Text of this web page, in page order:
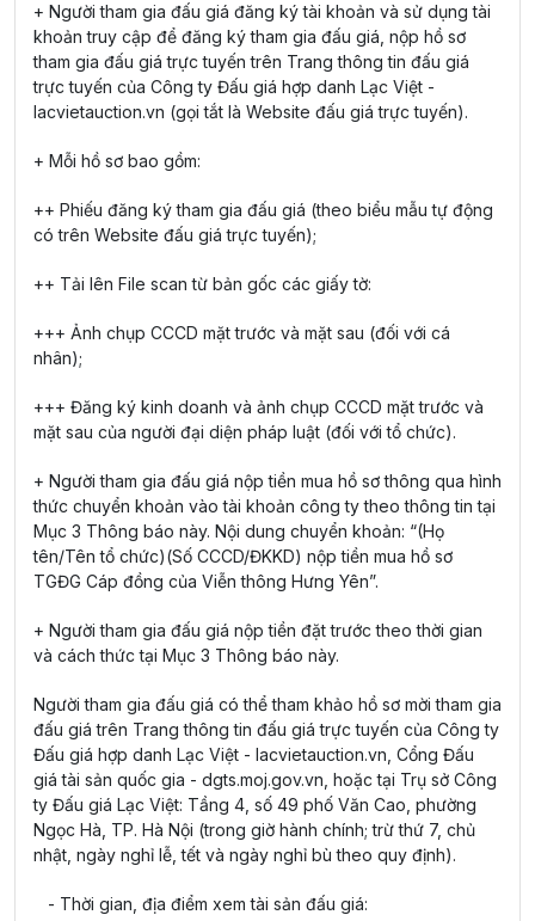
+ Người tham gia đấu giá đăng ký tài khoản và sử dụng tài
khoản truy cập để đăng ký tham gia đấu giá, nộp hồ sơ
tham gia đấu giá trực tuyến trên Trang thông tin đấu giá
trực tuyến của Công ty Đấu giá hợp danh Lạc Việt -
lacvietauction.vn (gọi tắt là Website đấu giá trực tuyến).
+ Mỗi hồ sơ bao gồm:
++ Phiếu đăng ký tham gia đấu giá (theo biểu mẫu tự động
có trên Website đấu giá trực tuyến);
++ Tải lên File scan từ bản gốc các giấy tờ:
+++ Ảnh chụp CCCD mặt trước và mặt sau (đối với cá
nhân);
+++ Đăng ký kinh doanh và ảnh chụp CCCD mặt trước và
mặt sau của người đại diện pháp luật (đối với tổ chức).
+ Người tham gia đấu giá nộp tiền mua hồ sơ thông qua hình
thức chuyển khoản vào tài khoản công ty theo thông tin tại
Mục 3 Thông báo này. Nội dung chuyển khoản: “(Họ
tên/Tên tổ chức)(Số CCCD/ĐKKD) nộp tiền mua hồ sơ
TGĐG Cáp đồng của Viễn thông Hưng Yên”.
+ Người tham gia đấu giá nộp tiền đặt trước theo thời gian
và cách thức tại Mục 3 Thông báo này.
Người tham gia đấu giá có thể tham khảo hồ sơ mời tham gia
đấu giá trên Trang thông tin đấu giá trực tuyến của Công ty
Đấu giá hợp danh Lạc Việt - lacvietauction.vn, Cổng Đấu
giá tài sản quốc gia - dgts.moj.gov.vn, hoặc tại Trụ sở Công
ty Đấu giá Lạc Việt: Tầng 4, số 49 phố Văn Cao, phường
Ngọc Hà, TP. Hà Nội (trong giờ hành chính; trừ thứ 7, chủ
nhật, ngày nghỉ lễ, tết và ngày nghỉ bù theo quy định).
- Thời gian, địa điểm xem tài sản đấu giá: